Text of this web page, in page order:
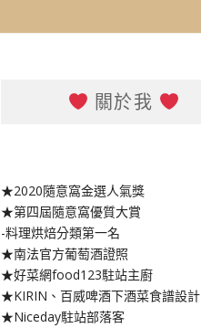
關於我
★2020隨意窩金選人氣獎
★第四屆隨意窩優質大賞
-料理烘焙分類第一名
★南法官方葡萄酒證照
★好菜網food123駐站主廚
★KIRIN、百威啤酒下酒菜食譜設計
★Niceday駐站部落客